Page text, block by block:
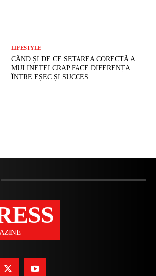
LIFESTYLE
CÂND ȘI DE CE SETAREA CORECTĂ A
MULINETEI CRAP FACE DIFERENȚA
ÎNTRE EȘEC ȘI SUCCES